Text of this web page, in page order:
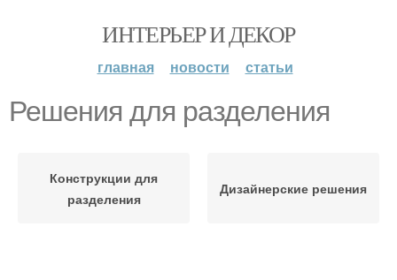
ИНТЕРЬЕР И ДЕКОР
главная новости статьи
Решения для разделения
Конструкции для
разделения
Дизайнерские решения